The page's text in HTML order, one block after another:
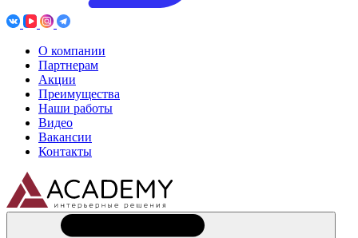
О компании
Партнерам
Акции
Преимущества
Наши работы
Видео
Вакансии
Контакты